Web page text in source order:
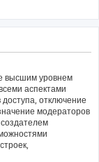
высшим уровнем
аспектами
отключение
модераторов